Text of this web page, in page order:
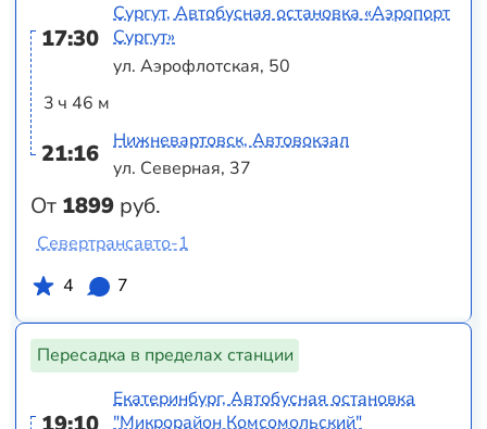
17:30
3 ч 46 м
21:16
От 1899 руб.
Сургут, Автобусная остановка «Аэропорт
Сургут»
ул. Аэрофлотская, 50
Нижневартовск, Автовокзал
ул. Северная, 37
Севертрансавто-1
4
7
Пересадка в пределах станции
Екатеринбург, Автобусная остановка
"Микрорайон Комсомольский"